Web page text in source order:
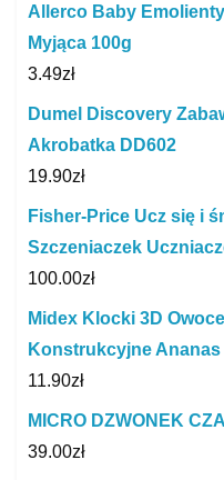
Allerco Baby
Myjąca 100g
3.49zł
Dumel Discovery
Akrobatka DD602
19.90zł
Fisher-Price Ucz się i
Szczeniaczek
100.00zł
Midex Klocki 3D
Konstrukcyjne Ananas
11.90zł
MICRO DZWONEK
39.00zł